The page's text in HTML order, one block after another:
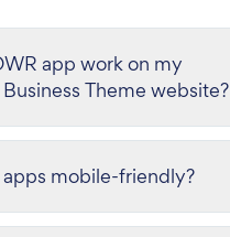
app work on my
Theme website?
apps mobile-friendly?